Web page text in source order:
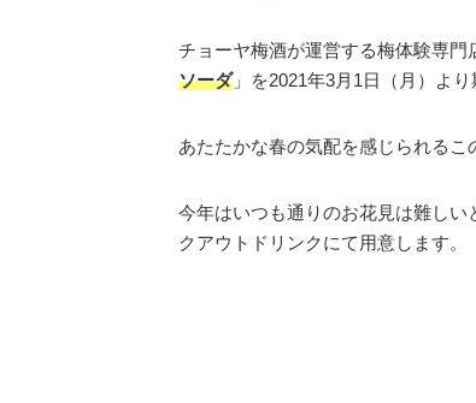
チョーヤ梅酒が運営する梅体験専門
ソーダ」を2021年3月1日（月）より
あたたかな春の気配を感じられるこ
今年はいつも通りのお花見は難し
クアウトドリンクにて用意します。